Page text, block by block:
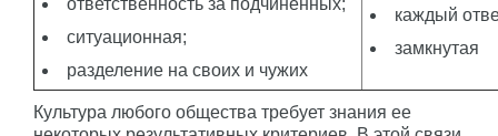
ответственность за подчиненных;
ситуационная;
разделение на своих и чужих
каждый
замкнутая
Культура любого общества требует знания ее